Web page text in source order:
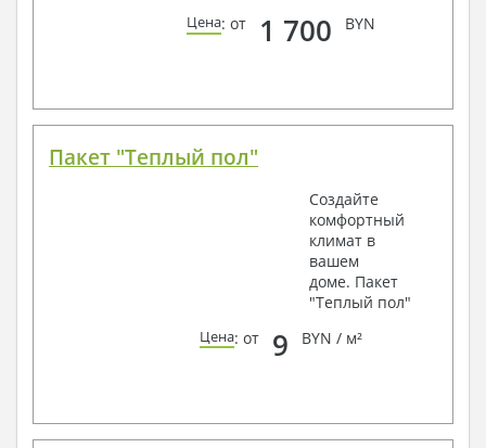
Цена: от 1 700 BYN
Пакет "Теплый пол"
Создайте
комфортный
климат в
вашем
доме. Пакет
"Теплый пол"
Цена: от 9 BYN / м²